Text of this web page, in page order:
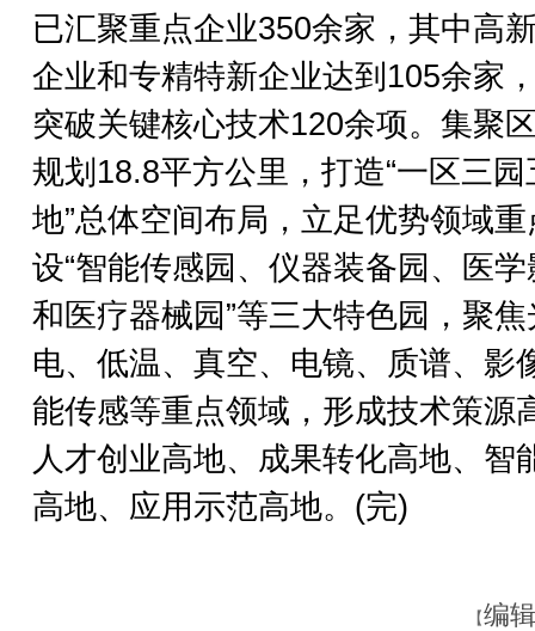
已汇聚重点企业350余家，其中高
企业和专精特新企业达到105余家
突破关键核心技术120余项。集聚
规划18.8平方公里，打造“一区三园
地”总体空间布局，立足优势领域
设“智能传感园、仪器装备园、医
和医疗器械园”等三大特色园，聚焦
电、低温、真空、电镜、质谱、影
能传感等重点领域，形成技术策源
人才创业高地、成果转化高地、智
高地、应用示范高地。(完)
【编